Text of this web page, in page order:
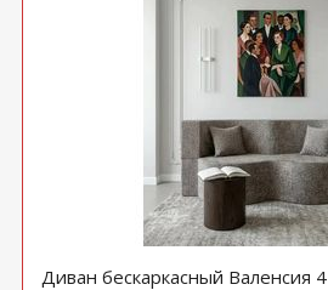
Диван бескаркасный Валенсия 4